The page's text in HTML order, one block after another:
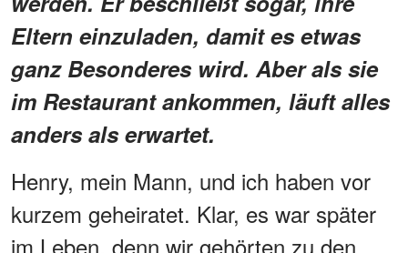
Eltern einzuladen, damit es etwas
ganz Besonderes wird. Aber als sie
im Restaurant ankommen, läuft alles
anders als erwartet.
Henry, mein Mann, und ich haben vor
kurzem geheiratet. Klar, es war später
im Leben, denn wir gehörten zu den